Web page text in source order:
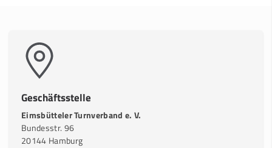
Geschäftsstelle
Eimsbütteler Turnverband e. V.
Bundesstr. 96
20144 Hamburg